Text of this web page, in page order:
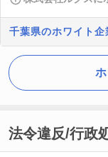
千葉県のホワイト企
法令違反/行政